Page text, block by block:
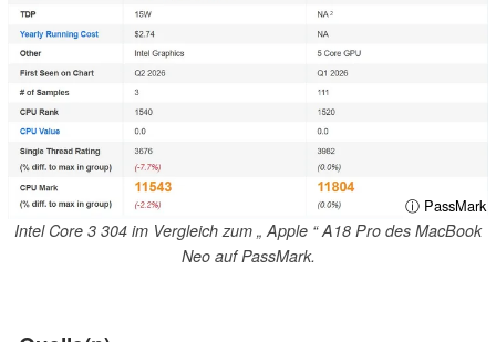
ⓘ PassMark
Intel Core 3 304 im Vergleich zum „ Apple “ A18 Pro des MacBook
Neo auf PassMark.